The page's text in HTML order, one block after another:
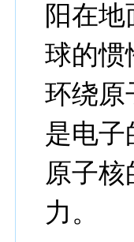
阳在
球的惯
环绕原
是电子
原子
力。